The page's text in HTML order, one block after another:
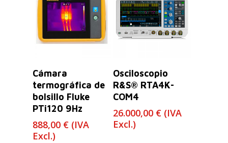
Cámara
termográfica de
bolsillo Fluke
PTi120 9Hz
888,00 € (IVA
Excl.)
Leer Más
Osciloscopio
R&S® RTA4K-
COM4
26.000,00 € (IVA
Excl.)